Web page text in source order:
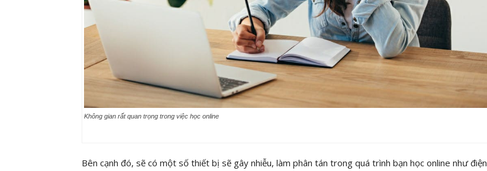
Không gian rất quan trọng trong việc học online
Bên cạnh đó, sẽ có một số thiết bị sẽ gây nhiễu, làm phân tán trong quá trình bạn học online như điện